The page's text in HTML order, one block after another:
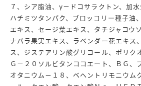
７、シア脂油、γ－ドコサラクトン、加
ハチミツタンパク、ブロッコリー種子油
エキス、セージ葉エキス、タチジャコウ
ナバラ果実エキス、ラベンダー花エキス
ス、ジステアリン酸グリコール、ポリク
Ｇ－２０ソルビタンココエート、ＢＧ、
オタニウム－１８、ベヘントリモニウム